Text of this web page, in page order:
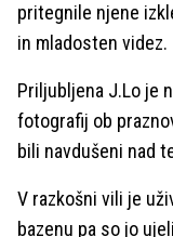
pritegnile njene
in mladosten videz.
Priljubljena J.Lo je
fotografij ob
bili navdušeni nad
V razkošni vili je
bazenu pa so jo